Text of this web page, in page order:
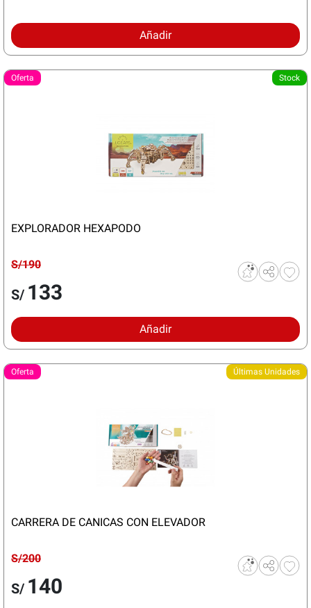
Añadir
Oferta Stock
EXPLORADOR HEXAPODO
S/190
S/ 133
Añadir
Oferta Últimas Unidades
CARRERA DE CANICAS CON ELEVADOR
S/200
S/ 140